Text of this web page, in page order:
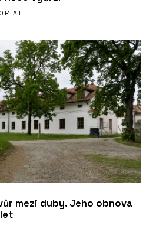
mezi duby. Jeho obnova